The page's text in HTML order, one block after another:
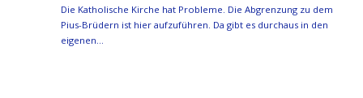
Die Katholische Kirche hat Probleme. Die Abgrenzung zu dem
Pius-Brüdern ist hier aufzuführen. Da gibt es durchaus in den
eigenen…